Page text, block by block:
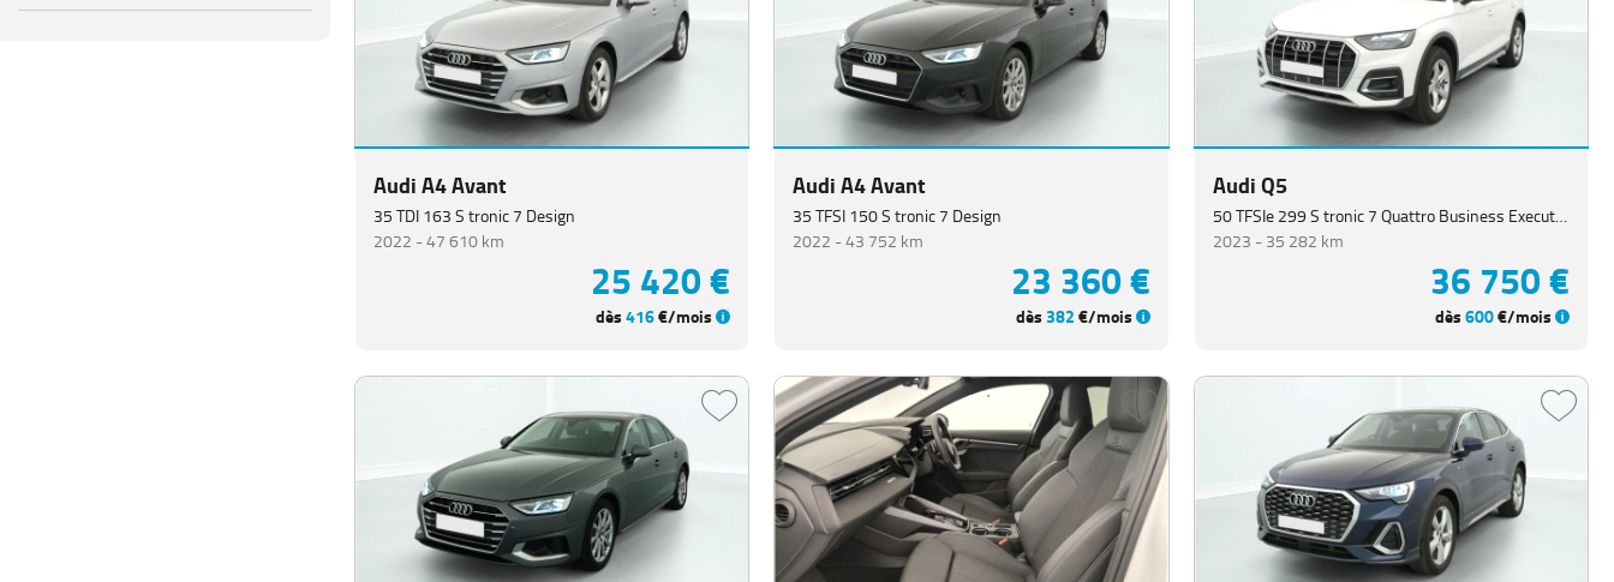
Audi A4 Avant
35 TDI 163 S tronic 7 Design
2022 -47 610 km
25 420 €
dès416€/mois
Audi A4 Avant
35 TFSI 150 S tronic 7 Design
2022 -43 752 km
23 360 €
dès382€/mois
Audi Q5
50 TFSIe 299 S tronic 7 Quattro Business Executive
2023 -35 282 km
36 750 €
dès600€/mois